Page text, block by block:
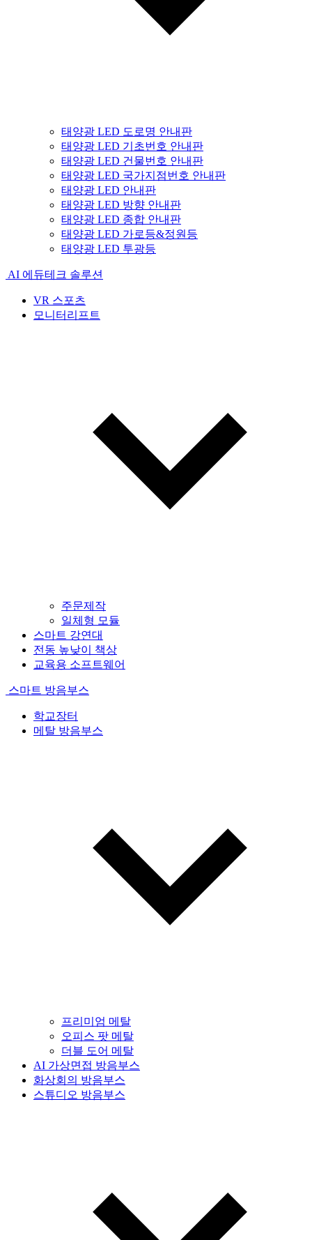
태양광 LED 도로명 안내판
태양광 LED 기초번호 안내판
태양광 LED 건물번호 안내판
태양광 LED 국가지점번호 안내판
태양광 LED 안내판
태양광 LED 방향 안내판
태양광 LED 종합 안내판
태양광 LED 가로등&정원등
태양광 LED 투광등
AI 에듀테크 솔루션
VR 스포츠
모니터리프트
주문제작
일체형 모듈
스마트 강연대
전동 높낮이 책상
교육용 소프트웨어
스마트 방음부스
학교장터
메탈 방음부스
프리미엄 메탈
오피스 팟 메탈
더블 도어 메탈
AI 가상면접 방음부스
화상회의 방음부스
스튜디오 방음부스